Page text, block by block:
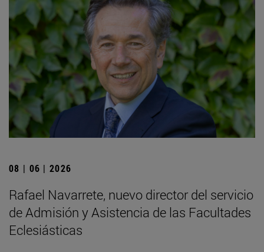
08 | 06 | 2026
Rafael Navarrete, nuevo director del servicio
de Admisión y Asistencia de las Facultades
Eclesiásticas